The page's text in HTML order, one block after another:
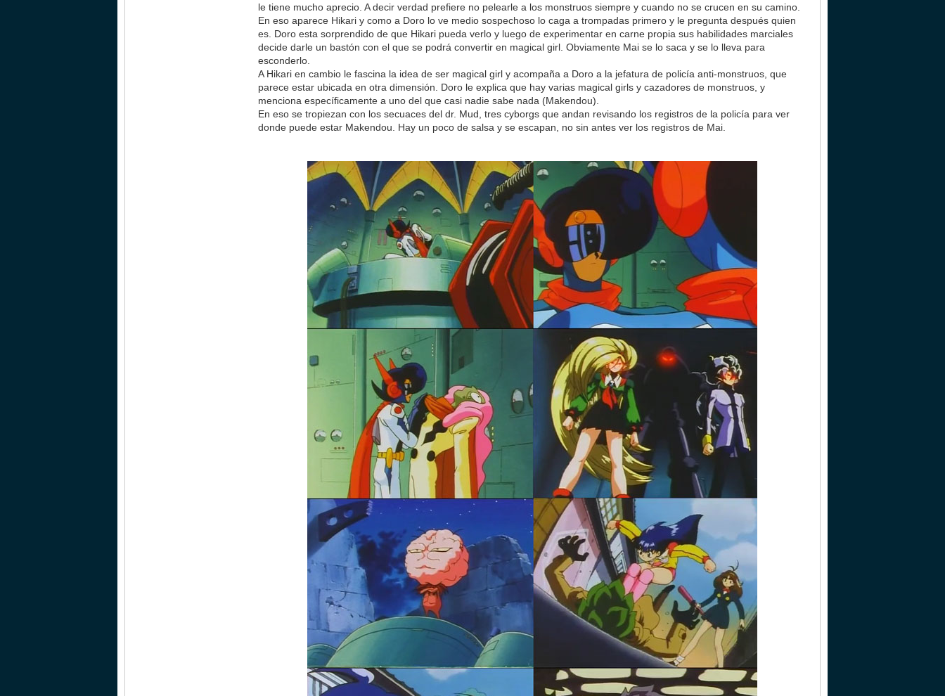
le tiene mucho aprecio. A decir verdad prefiere no pelearle a los monstruos siempre y cuando no se crucen en su camino.
En eso aparece Hikari y como a Doro lo ve medio sospechoso lo caga a trompadas primero y le pregunta después quien
es. Doro esta sorprendido de que Hikari pueda verlo y luego de experimentar en carne propia sus habilidades marciales
decide darle un bastón con el que se podrá convertir en magical girl. Obviamente Mai se lo saca y se lo lleva para
esconderlo.
A Hikari en cambio le fascina la idea de ser magical girl y acompaña a Doro a la jefatura de policía anti-monstruos, que
parece estar ubicada en otra dimensión. Doro le explica que hay varias magical girls y cazadores de monstruos, y
menciona específicamente a uno del que casi nadie sabe nada (Makendou).
En eso se tropiezan con los secuaces del dr. Mud, tres cyborgs que andan revisando los registros de la policía para ver
donde puede estar Makendou. Hay un poco de salsa y se escapan, no sin antes ver los registros de Mai.